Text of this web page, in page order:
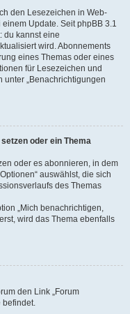
den Lesezeichen in Web-
Update. Seit phpBB 3.1
du kannst eine
wird. Abonnements
eines Themas oder eines
für Lesezeichen und
„Benachrichtigungen
oder ein Thema
oder es abonnieren, in dem
auswählst, die sich
des Themas
„Mich benachrichtigen,
wird das Thema ebenfalls
den Link „Forum
befindet.